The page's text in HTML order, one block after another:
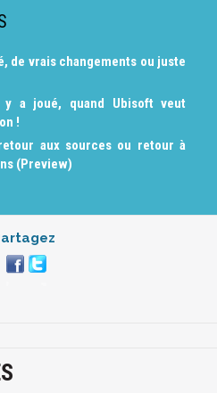
de vrais changements ou juste
a joué, quand Ubisoft veut
!
aux sources ou retour à
(Preview)